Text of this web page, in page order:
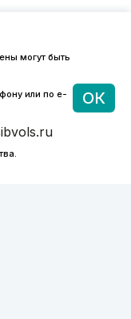
могут быть
или по e-
ОК